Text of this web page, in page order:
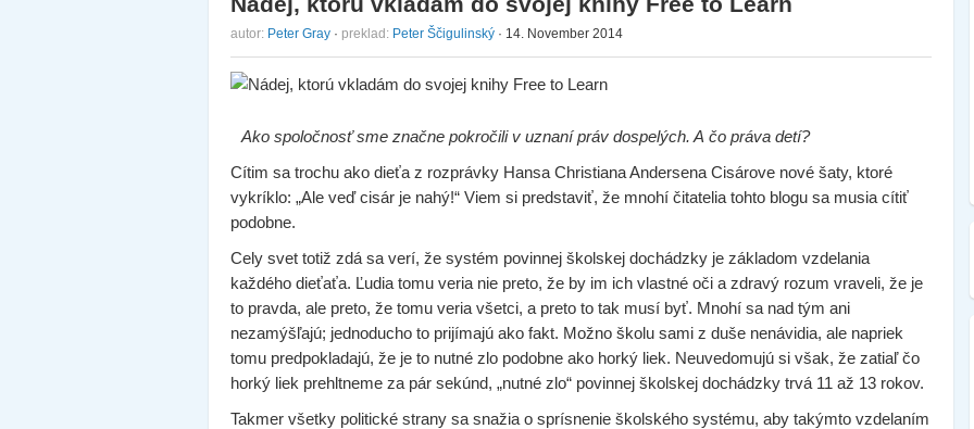
autor: Peter Gray · preklad: Peter Ščigulinský · 14. November 2014
Ako spoločnosť sme značne pokročili v uznaní práv dospelých. A čo práva detí?
Cítim sa trochu ako dieťa z rozprávky Hansa Christiana Andersena Cisárove nové šaty, ktoré
vykríklo: „Ale veď cisár je nahý!“ Viem si predstaviť, že mnohí čitatelia tohto blogu sa musia cítiť
podobne.
Cely svet totiž zdá sa verí, že systém povinnej školskej dochádzky je základom vzdelania
každého dieťaťa. Ľudia tomu veria nie preto, že by im ich vlastné oči a zdravý rozum vraveli, že je
to pravda, ale preto, že tomu veria všetci, a preto to tak musí byť. Mnohí sa nad tým ani
nezamýšľajú; jednoducho to prijímajú ako fakt. Možno školu sami z duše nenávidia, ale napriek
tomu predpokladajú, že je to nutné zlo podobne ako horký liek. Neuvedomujú si však, že zatiaľ čo
horký liek prehltneme za pár sekúnd, „nutné zlo“ povinnej školskej dochádzky trvá 11 až 13 rokov.
Takmer všetky politické strany sa snažia o sprísnenie školského systému, aby takýmto vzdelaním